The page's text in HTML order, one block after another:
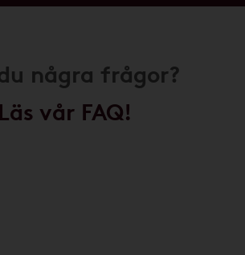
några frågor?
Läs vår FAQ!